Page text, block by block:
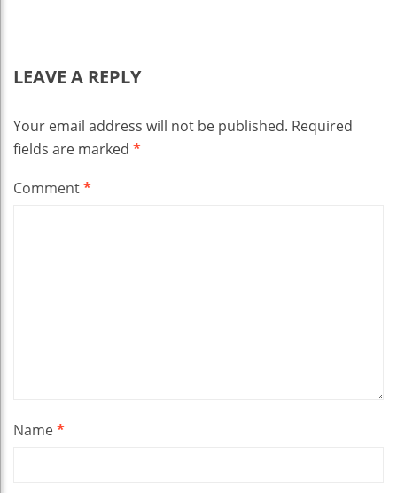
LEAVE A REPLY
Your email address will not be published. Required
fields are marked *
Comment*
Name*